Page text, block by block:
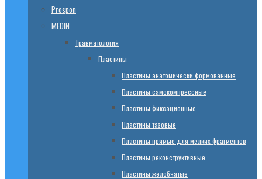
Prospon
MEDIN
Травматология
Пластины
Пластины анатомически формованные
Пластины самокомпрессные
Пластины фиксационные
Пластины тазовые
Пластины прямые для мелких фрагментов
Пластины реконструктивные
Пластины желобчатые